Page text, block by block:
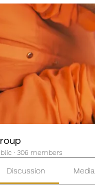
· 306 members
Discussion Media